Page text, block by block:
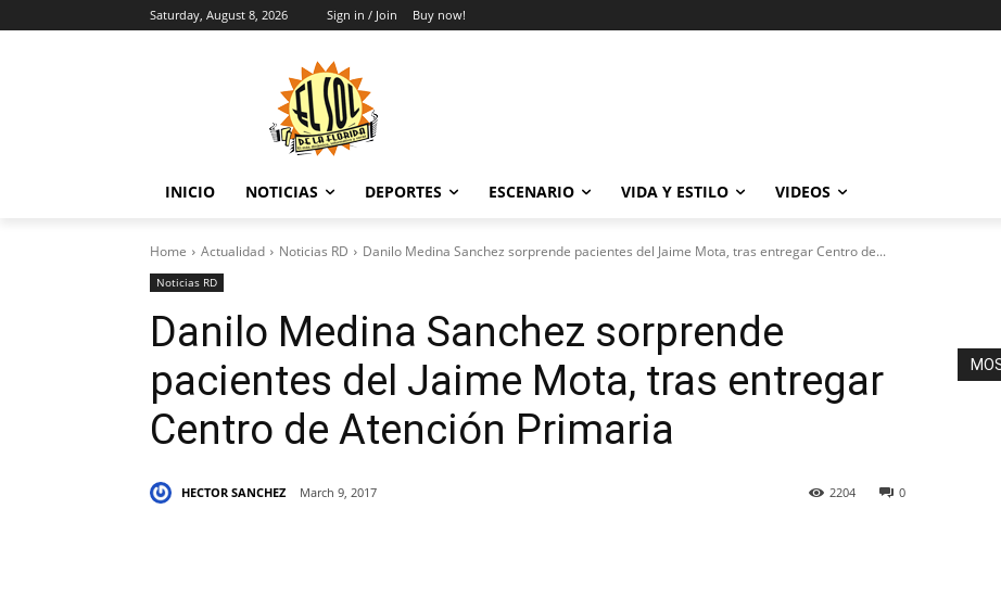
Saturday, August 8, 2026 Sign in / Join Buy now!
INICIO NOTICIAS DEPORTES ESCENARIO VIDA Y ESTILO VIDEOS
Home Actualidad Noticias RD Danilo Medina Sanchez sorprende pacientes del Jaime Mota, tras entregar Centro de...
Noticias RD
Danilo Medina Sanchez sorprende
pacientes del Jaime Mota, tras entregar
Centro de Atención Primaria
HECTOR SANCHEZ March 9, 2017 0
2204